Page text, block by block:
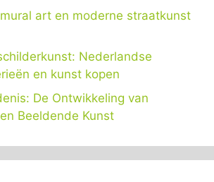
art en moderne straatkunst
Nederlandse
en kunst kopen
De Ontwikkeling van
Beeldende Kunst